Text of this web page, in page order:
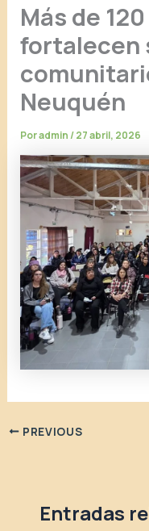
Más de
fortalecen
Neuquén
Poradmin/27 abril, 2026
PREVIOUS
Entradas